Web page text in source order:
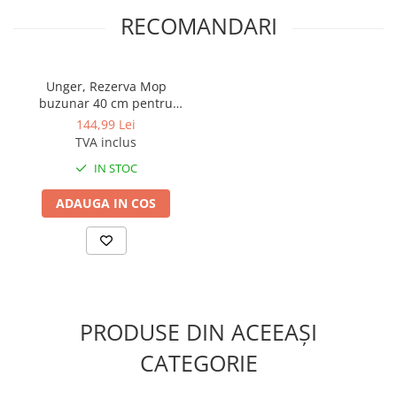
Mopuri Profesionale
Sisteme, ustensile spalat
Produse hoteliere
Accesorii hoteliere
Carucioare camerista hotel
Cosmetice hoteliere
Gama de cosmetice hoteliere Black
Gama de cosmetice hoteliere Dove
Gama de cosmetice hoteliere
RECOMANDARI
Unger, Rezerva Mop
buzunar 40 cm pentru
sistem Ergo Clean
144,99 Lei
TVA inclus
IN STOC
ADAUGA IN COS
PRODUSE DIN ACEEAȘI
CATEGORIE